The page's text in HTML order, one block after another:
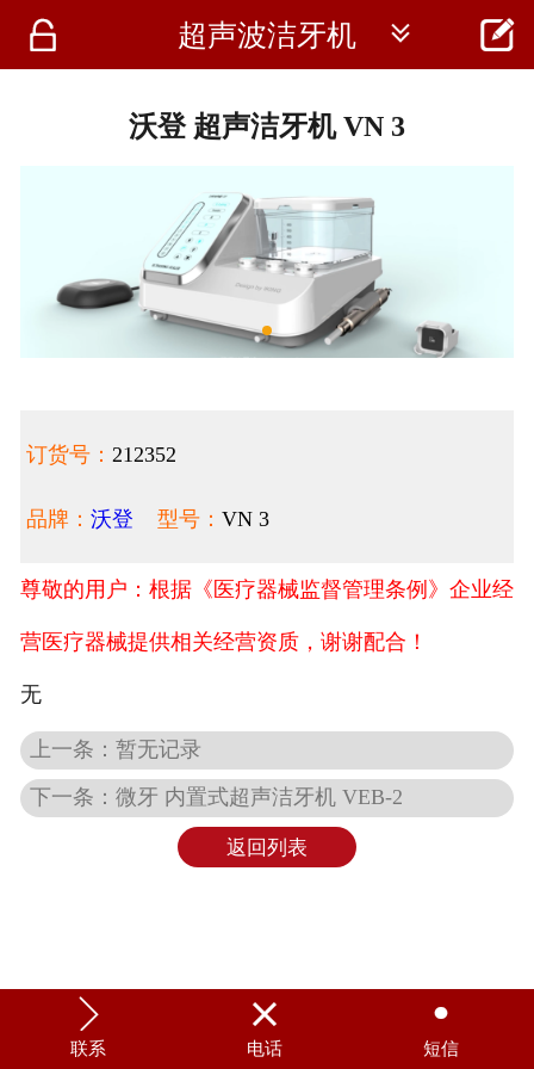
 首页
医疗资讯
 超声波洁牙机  
沃登 超声洁牙机 VN 3
订货号： 212352
品牌： 沃登 型号： VN 3
尊敬的用户：根据《医疗器械监督管理条例》企业经
营医疗器械提供相关经营资质，谢谢配合！
无
上一条：暂无记录
下一条：微牙 内置式超声洁牙机 VEB-2
返回列表

联系

电话

短信